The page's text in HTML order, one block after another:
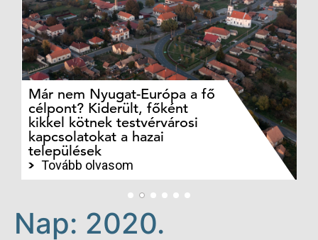
Már nem Nyugat-Európa a fő
célpont? Kiderült, főként
kikkel kötnek testvérvárosi
kapcsolatokat a hazai
települések
Tovább olvasom
Nap: 2020.